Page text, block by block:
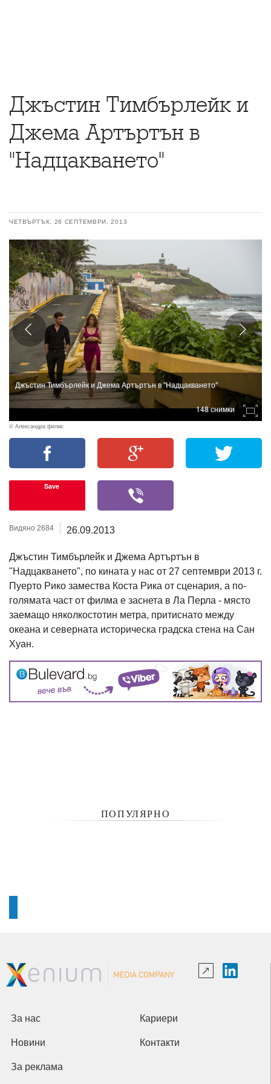
Джъстин Тимбърлейк и
Джема Артъртън в
"Надцакването"
ЧЕТВЪРТЪК, 26 СЕПТЕМВРИ, 2013
Джъстин Тимбърлейк и Джема Артъртън в "Надцакването"
148 снимки
© Александра филмс
Save
Видяно 2684 26.09.2013
Джъстин Тимбърлейк и Джема Артъртън в
"Надцакването", по кината у нас от 27 септември 2013 г.
Пуерто Рико замества Коста Рика от сценария, а по-
голямата част от филма е заснета в Ла Перла - място
заемащо няколкостотин метра, притиснато между
океана и северната историческа градска стена на Сан
Хуан.
ПОПУЛЯРНО
За нас Кариери
Новини Контакти
За реклама